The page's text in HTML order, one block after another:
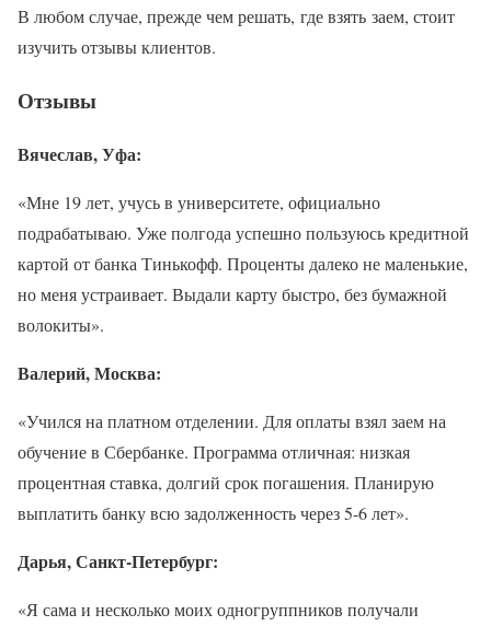
В любом случае, прежде чем решать, где взять заем, стоит
изучить отзывы клиентов.
Отзывы
Вячеслав, Уфа:
«Мне 19 лет, учусь в университете, официально
подрабатываю. Уже полгода успешно пользуюсь кредитной
картой от банка Тинькофф. Проценты далеко не маленькие,
но меня устраивает. Выдали карту быстро, без бумажной
волокиты».
Валерий, Москва:
«Учился на платном отделении. Для оплаты взял заем на
обучение в Сбербанке. Программа отличная: низкая
процентная ставка, долгий срок погашения. Планирую
выплатить банку всю задолженность через 5-6 лет».
Дарья, Санкт-Петербург:
«Я сама и несколько моих одногруппников получали